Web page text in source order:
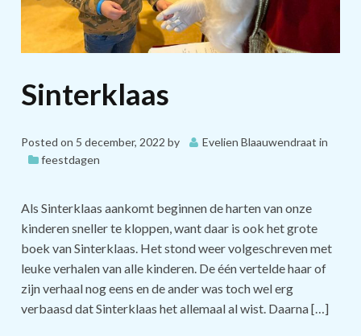
Sinterklaas
Posted on 5 december, 2022 by Evelien Blaauwendraat in
feestdagen
Als Sinterklaas aankomt beginnen de harten van onze
kinderen sneller te kloppen, want daar is ook het grote
boek van Sinterklaas. Het stond weer volgeschreven met
leuke verhalen van alle kinderen. De één vertelde haar of
zijn verhaal nog eens en de ander was toch wel erg
verbaasd dat Sinterklaas het allemaal al wist. Daarna […]